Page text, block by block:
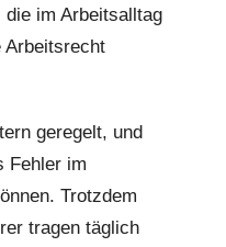
im Arbeitsalltag
Arbeitsrecht
geregelt, und
Fehler im
Trotzdem
tragen täglich